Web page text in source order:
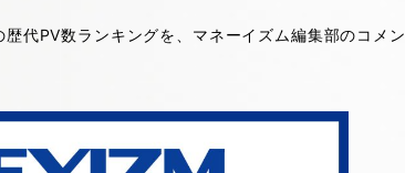
代PV数ランキングを、マネーイズム編集部のコメン